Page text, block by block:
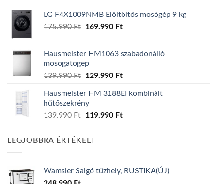
LG F4X1009NMB Elöltöltős mosógép 9 kg
175.990Ft
Original
175.990 Ft.
169.990 FtCurrent
169.990 Ft.
Hausmeister HM1063 szabadonálló
mosogatógép
139.990Ft
Original
was:
139.990 Ft.
129.990 FtCurrent
is:
Hausmeister HM 3188EI kombinált
hűtőszekrény
139.990Ft
Original
139.990 Ft.
119.990 FtCurrent
LEGJOBBRA ÉRTÉKELT
Wamsler Salgó tűzhely, RUSTIKA(ÚJ)